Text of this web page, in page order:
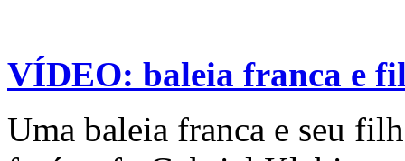
VÍDEO: baleia franca e
Uma baleia franca e seu